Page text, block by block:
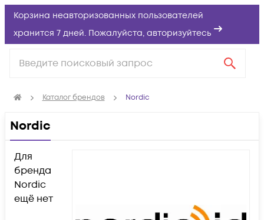
Корзина неавторизованных пользователей
хранится 7 дней. Пожалуйста, авторизуйтесь
Каталог брендов Nordic
Nordic
Для
бренда
Nordic
ещё нет